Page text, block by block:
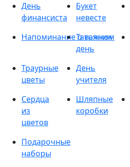
День
финансиста
Букет
невесте
Напоминание о важном
Татьянин
день
Траурные
цветы
День
учителя
Сердца
из
цветов
Шляпные
коробки
Подарочные
наборы